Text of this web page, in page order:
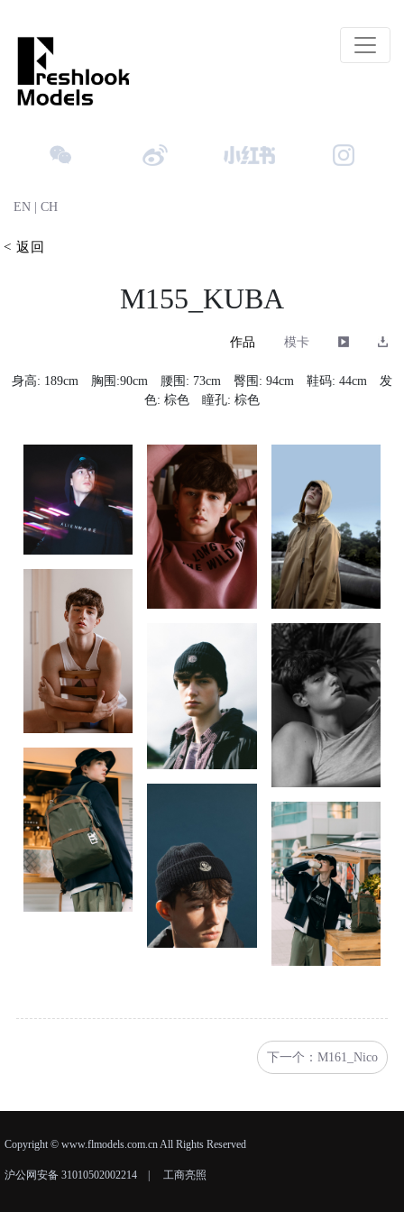
EN | CH
< 返回
M155_KUBA
作品 模卡
身高: 189cm 胸围:90cm 腰围: 73cm 臀围: 94cm 鞋码: 44cm 发
色: 棕色 瞳孔: 棕色
下一个：M161_Nico
Copyright © www.flmodels.com.cn All Rights Reserved
沪公网安备 31010502002214 工商亮照